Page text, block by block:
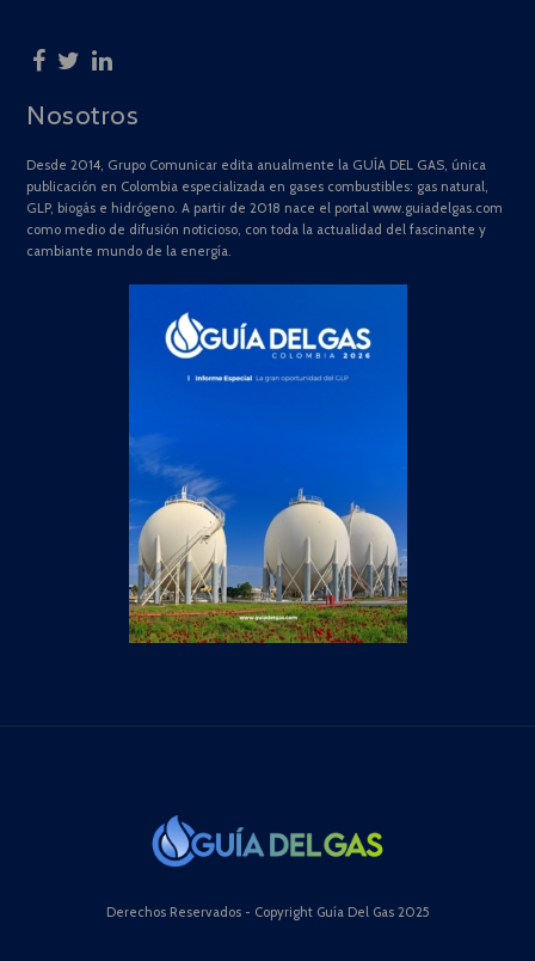
Nosotros
Desde 2014, Grupo Comunicar edita anualmente la GUÍA DEL GAS, única
publicación en Colombia especializada en gases combustibles: gas natural,
GLP, biogás e hidrógeno. A partir de 2018 nace el portal www.guiadelgas.com
como medio de difusión noticioso, con toda la actualidad del fascinante y
cambiante mundo de la energía.
Derechos Reservados - Copyright Guía Del Gas 2025